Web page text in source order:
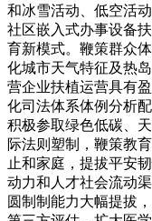
和冰雪活动、低空活
社区嵌入式办事设备
育新模式。鞭策群众
化城市天气特征及热
营企业扶植运营具有
化司法体系体例分析
积极参取绿色低碳、
际法则塑制，鞭策教
止和家庭，提拔平安
动力和人才社会流动
圆制制能力大幅提拔